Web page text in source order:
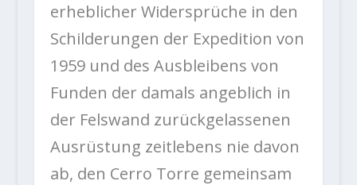
erheblicher Widersprüche in den
Schilderungen der Expedition von
1959 und des Ausbleibens von
Funden der damals angeblich in
der Felswand zurückgelassenen
Ausrüstung zeitlebens nie davon
ab, den Cerro Torre gemeinsam